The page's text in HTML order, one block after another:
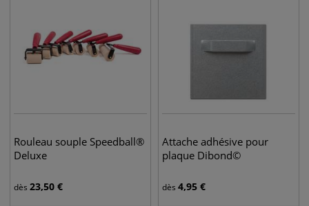
Rouleau souple Speedball®
Deluxe
dès 23,50 €
Attache adhésive pour
plaque Dibond©
dès 4,95 €